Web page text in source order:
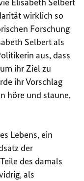
wirklich so
Forschung
Selbert als
aus, dass
ihr Ziel zu
ihr Vorschlag
höre und staune,
Lebens, ein
der
des damals
als